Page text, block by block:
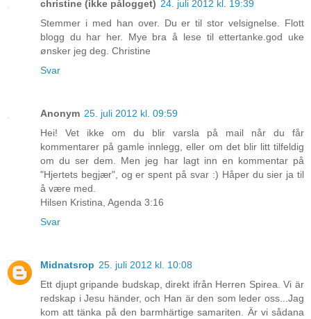
christine (ikke pålogget) 24. juli 2012 kl. 19:39
Stemmer i med han over. Du er til stor velsignelse. Flott
blogg du har her. Mye bra å lese til ettertanke.god uke
ønsker jeg deg. Christine
Svar
Anonym 25. juli 2012 kl. 09:59
Hei! Vet ikke om du blir varsla på mail når du får
kommentarer på gamle innlegg, eller om det blir litt tilfeldig
om du ser dem. Men jeg har lagt inn en kommentar på
"Hjertets begjær", og er spent på svar :) Håper du sier ja til
å være med.
Hilsen Kristina, Agenda 3:16
Svar
Midnatsrop 25. juli 2012 kl. 10:08
Ett djupt gripande budskap, direkt ifrån Herren Spirea. Vi är
redskap i Jesu händer, och Han är den som leder oss...Jag
kom att tänka på den barmhärtige samariten. Är vi sådana